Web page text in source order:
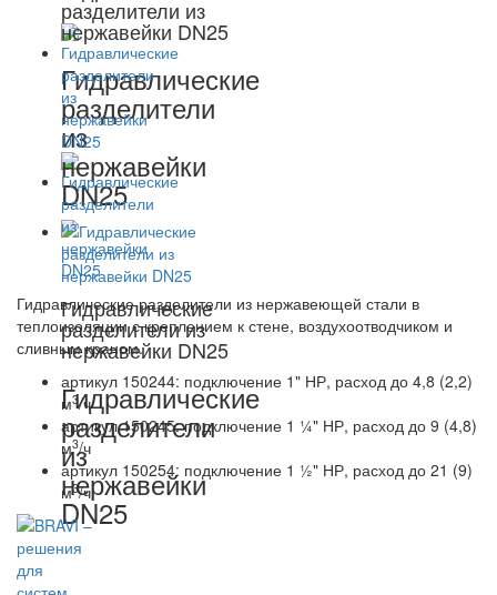
разделители из
нержавейки DN25
Гидравлические
разделители
из
нержавейки
DN25
Гидравлические
разделители из
нержавейки DN25
Гидравлические
разделители
из
нержавейки
DN25
Гидравлические разделители из нержавеющей стали в
теплоизоляции с креплением к стене, воздухоотводчиком и
сливным краном.
артикул 150244: подключение 1" НР, расход до 4,8 (2,2)
м3/ч
артикул 150245: подключение 1 ¼" НР, расход до 9 (4,8)
м3/ч
артикул 150254: подключение 1 ½" НР, расход до 21 (9)
м3/ч